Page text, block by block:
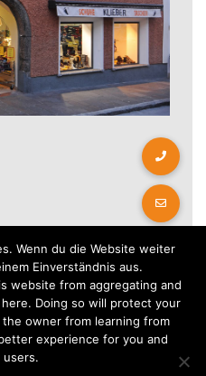
Wenn du die Website weiter
Einverständnis aus.
website from aggregating and
Doing so will protect your
owner from learning from
experience for you and